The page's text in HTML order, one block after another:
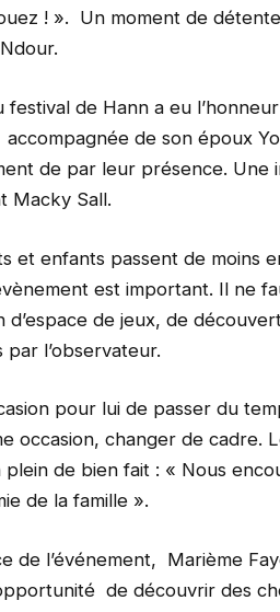
! ». Un moment de
de Hann a eu
de son époux
de par leur présence. Une
Macky Sall.
et enfants passent de moins
est important. Il ne
d’espace de jeux, de
l’observateur.
pour lui de passer du
occasion, changer de cadre.
de bien fait : « Nous
de la famille ».
de l’événement, Marième
de découvrir des